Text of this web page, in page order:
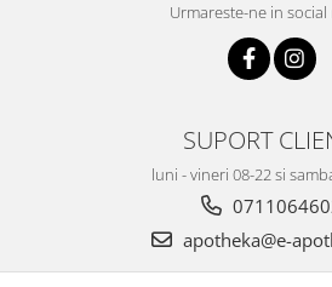
Urmareste-ne in social
SUPORT
luni - vineri 08-22 si
apotheka@e-